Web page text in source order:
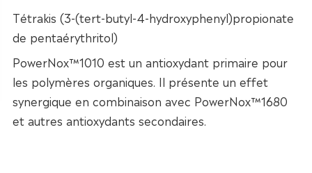
Tétrakis (3-(tert-butyl-4-hydroxyphenyl)propionate
de pentaérythritol)
PowerNox™1010 est un antioxydant primaire pour
les polymères organiques. Il présente un effet
synergique en combinaison avec PowerNox™1680
et autres antioxydants secondaires.